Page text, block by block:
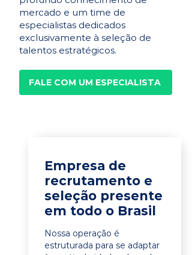
mercado e um time de
especialistas dedicados
exclusivamente à seleção de
talentos estratégicos.
FALE COM UM ESPECIALISTA
Empresa de
recrutamento e
seleção presente
em todo o Brasil
Nossa operação é
estruturada para se adaptar